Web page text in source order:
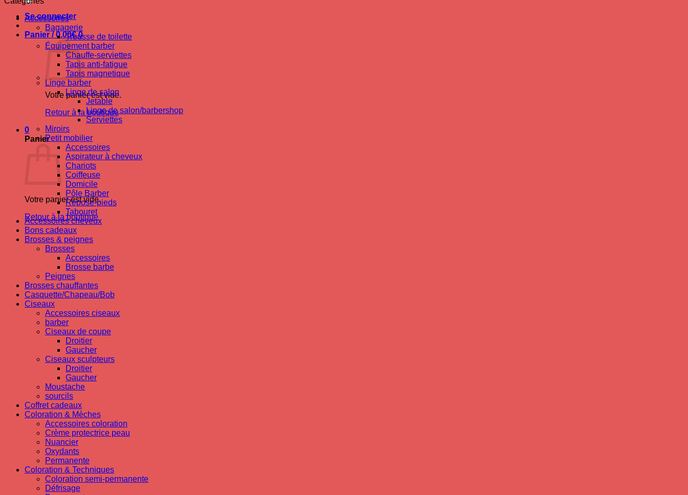
Se connecter
Panier /0.00€ 0
Votre panier est vide.
Retour à la boutique
0
Panier
Votre panier est vide.
Retour à la boutique
Accessoires
Bagagerie
Trousse de toilette
Équipement barber
Chauffe-serviettes
Tapis anti-fatigue
Tapis magnetique
Linge barber
Linge de salon
Jetable
Linge de salon/barbershop
Serviettes
Miroirs
Petit mobilier
Accessoires
Aspirateur à cheveux
Chariots
Coiffeuse
Domicile
Pôle Barber
Repose-pieds
Tabouret
Accessoires cheveux
Bons cadeaux
Brosses & peignes
Brosses
Accessoires
Brosse barbe
Peignes
Brosses chauffantes
Casquette/Chapeau/Bob
Ciseaux
Accessoires ciseaux
barber
Ciseaux de coupe
Droitier
Gaucher
Ciseaux sculpteurs
Droitier
Gaucher
Moustache
sourcils
Coffret cadeaux
Coloration & Mèches
Accessoires coloration
Crème protectrice peau
Nuancier
Oxydants
Permanente
Coloration & Techniques
Coloration semi-permanente
Défrisage